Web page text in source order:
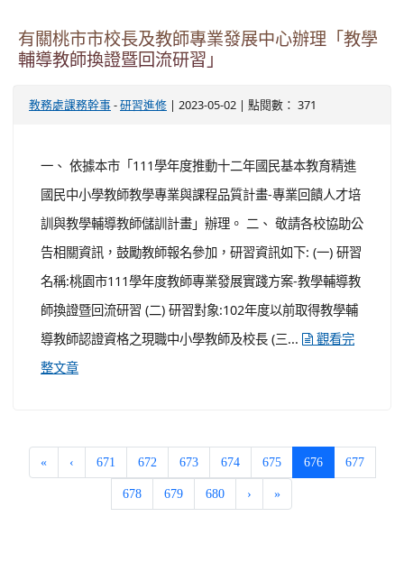
公告 人事主任-人事室| 2023-05-02 | 點閱數： 431
（以下簡稱人力學院）112年4月28日人發數字第
1120800150號函辦理，並檢附原函影本（含附件）1份。
二、 「e等公務園+學習平臺」（https://elearn.hrd.gov.tw/ ）
於主打課程專區建置有「外購課程專區」，112年度精選
「Hahow好學校」優質數位課程，內容含括「商用外
語」、「經營管理」、「職場技能」、「數位行銷」...
觀看完整文章
輔導教師換證暨回流研習」
研習進修| 2023-05-02 | 點閱數： 371